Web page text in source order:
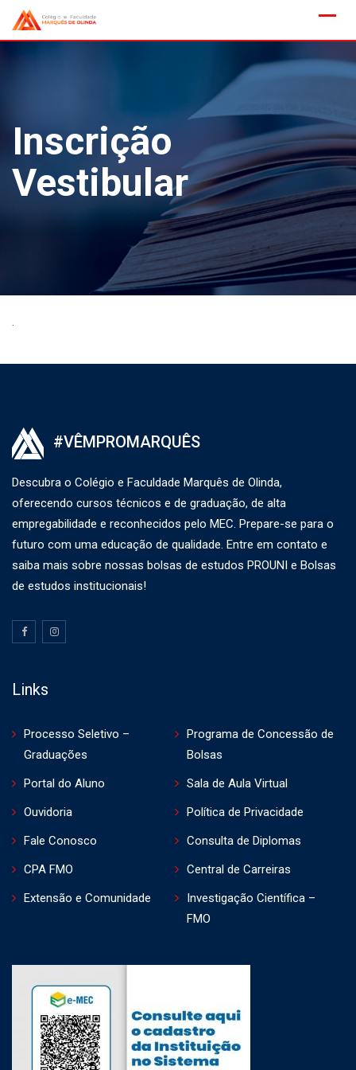
Inscrição
Vestibular
.
#VÊMPROMARQUÊS
Descubra o Colégio e Faculdade Marquês de Olinda,
oferecendo cursos técnicos e de graduação, de alta
empregabilidade e reconhecidos pelo MEC. Prepare-se para o
futuro com uma educação de qualidade. Entre em contato e
saiba mais sobre nossas bolsas de estudos PROUNI e Bolsas
de estudos institucionais!
Links
Processo Seletivo –
Graduações
Programa de Concessão de
Bolsas
Portal do Aluno
Sala de Aula Virtual
Ouvidoria
Política de Privacidade
Fale Conosco
Consulta de Diplomas
CPA FMO
Central de Carreiras
Extensão e Comunidade
Investigação Científica –
FMO